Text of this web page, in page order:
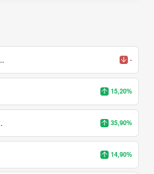
-
15,20%
35,90%
14,90%